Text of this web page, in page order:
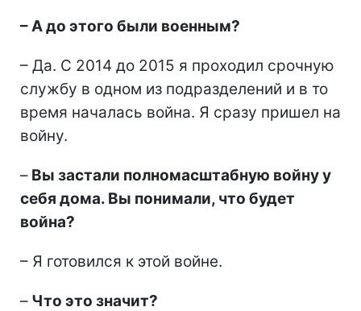
– А до этого были военным?
– Да. С 2014 до 2015 я проходил срочную
службу в одном из подразделений и в то
время началась война. Я сразу пришел на
войну.
– Вы застали полномасштабную войну у
себя дома. Вы понимали, что будет
война?
– Я готовился к этой войне.
– Что это значит?